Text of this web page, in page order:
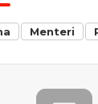
Menteri